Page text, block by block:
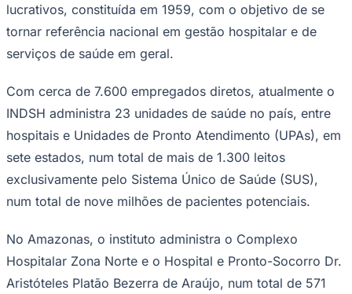
Palmeiras
lucrativos, constituída em 1959, com o objetivo de se
tornar referência nacional em gestão hospitalar e de
serviços de saúde em geral.
Com cerca de 7.600 empregados diretos, atualmente o
INDSH administra 23 unidades de saúde no país, entre
hospitais e Unidades de Pronto Atendimento (UPAs), em
sete estados, num total de mais de 1.300 leitos
exclusivamente pelo Sistema Único de Saúde (SUS),
num total de nove milhões de pacientes potenciais.
No Amazonas, o instituto administra o Complexo
Hospitalar Zona Norte e o Hospital e Pronto-Socorro Dr.
Aristóteles Platão Bezerra de Araújo, num total de 571